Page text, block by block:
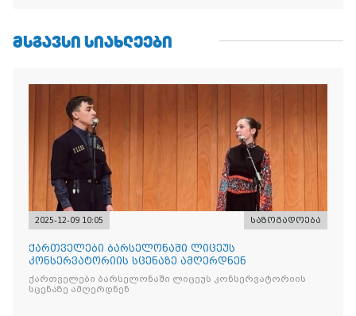
ᲛᲡᲒᲐᲕᲡᲘ ᲡᲘᲐᲮᲚᲔᲔᲑᲘ
2025-12-09 10:05 საზოგადოება
ქართველები ბარსელონაში ლიცეუს
კონსერვატორიის სცენაზე ამღერდნენ
ქართველები ბარსელონაში ლიცეუს კონსერვატორიის
სცენაზე ამღერდნენ